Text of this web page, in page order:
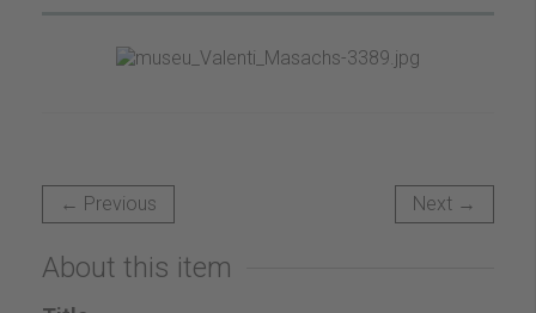
← Previous Next →
About this item